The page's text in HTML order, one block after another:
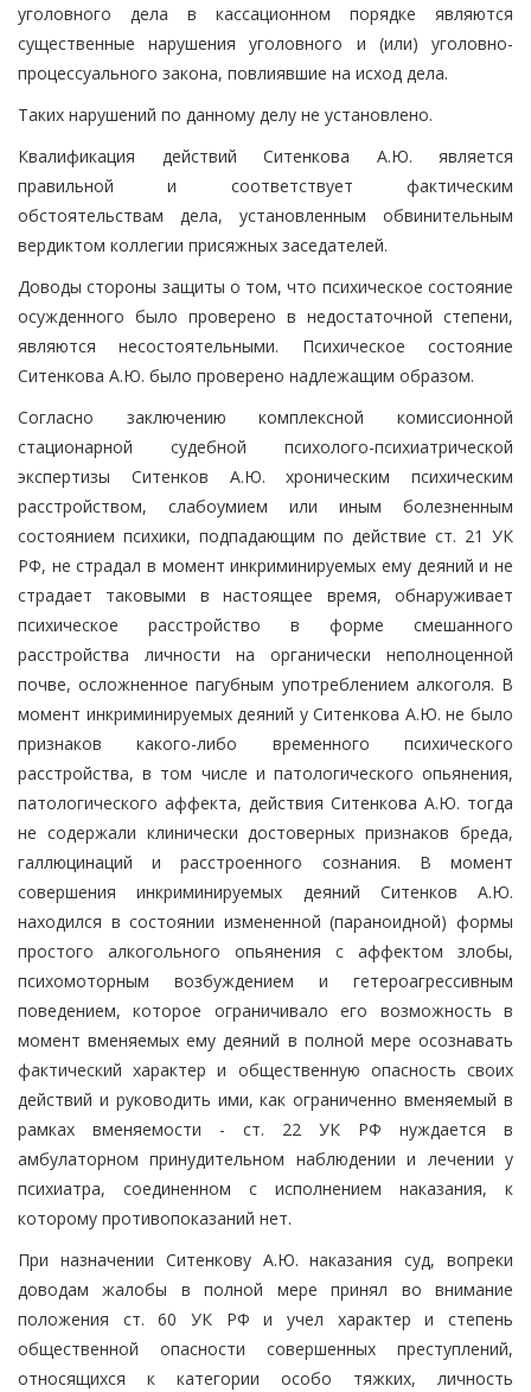
уголовного дела в кассационном порядке являются
существенные нарушения уголовного и (или) уголовно-
процессуального закона, повлиявшие на исход дела.
Таких нарушений по данному делу не установлено.
Квалификация действий Ситенкова А.Ю. является
правильной и соответствует фактическим
обстоятельствам дела, установленным обвинительным
вердиктом коллегии присяжных заседателей.
Доводы стороны защиты о том, что психическое состояние
осужденного было проверено в недостаточной степени,
являются несостоятельными. Психическое состояние
Ситенкова А.Ю. было проверено надлежащим образом.
Согласно заключению комплексной комиссионной
стационарной судебной психолого-психиатрической
экспертизы Ситенков А.Ю. хроническим психическим
расстройством, слабоумием или иным болезненным
состоянием психики, подпадающим по действие ст. 21 УК
РФ, не страдал в момент инкриминируемых ему деяний и не
страдает таковыми в настоящее время, обнаруживает
психическое расстройство в форме смешанного
расстройства личности на органически неполноценной
почве, осложненное пагубным употреблением алкоголя. В
момент инкриминируемых деяний у Ситенкова А.Ю. не было
признаков какого-либо временного психического
расстройства, в том числе и патологического опьянения,
патологического аффекта, действия Ситенкова А.Ю. тогда
не содержали клинически достоверных признаков бреда,
галлюцинаций и расстроенного сознания. В момент
совершения инкриминируемых деяний Ситенков А.Ю.
находился в состоянии измененной (параноидной) формы
простого алкогольного опьянения с аффектом злобы,
психомоторным возбуждением и гетероагрессивным
поведением, которое ограничивало его возможность в
момент вменяемых ему деяний в полной мере осознавать
фактический характер и общественную опасность своих
действий и руководить ими, как ограниченно вменяемый в
рамках вменяемости - ст. 22 УК РФ нуждается в
амбулаторном принудительном наблюдении и лечении у
психиатра, соединенном с исполнением наказания, к
которому противопоказаний нет.
При назначении Ситенкову А.Ю. наказания суд, вопреки
доводам жалобы в полной мере принял во внимание
положения ст. 60 УК РФ и учел характер и степень
общественной опасности совершенных преступлений,
относящихся к категории особо тяжких, личность